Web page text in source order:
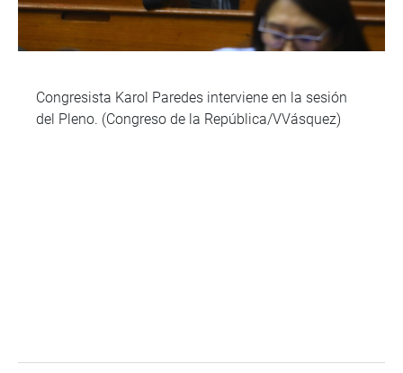
Congresista Karol Paredes interviene en la sesión
del Pleno. (Congreso de la República/VVásquez)